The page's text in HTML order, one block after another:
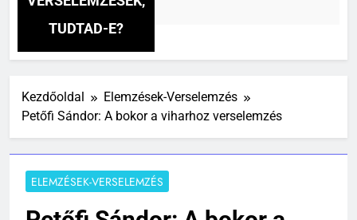
TUDTAD-E?
4 Óra Ezelőtt
Kezdőoldal
Elemzések-Verselemzés
Petőfi Sándor: A bokor a viharhoz verselemzés
ELEMZÉSEK-VERSELEMZÉS